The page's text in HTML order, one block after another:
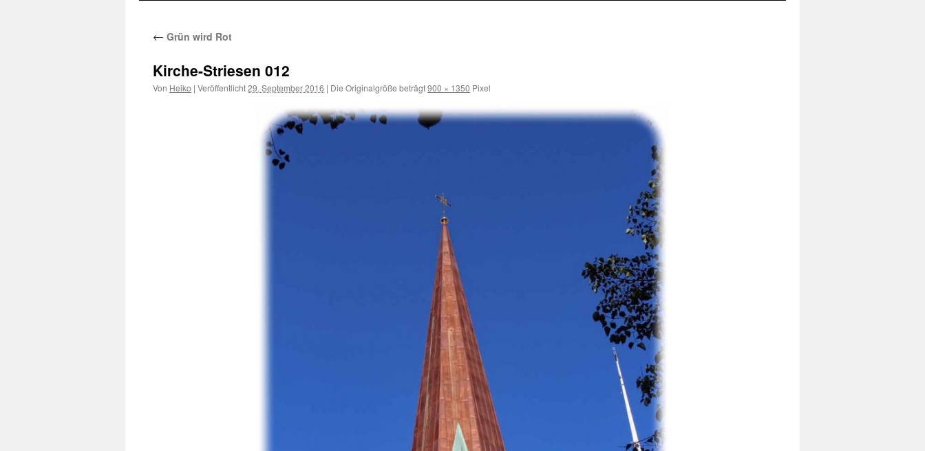
← Grün wird Rot
Kirche-Striesen 012
Von Heiko | Veröffentlicht29. September 2016 | Die Originalgröße beträgt900 × 1350 Pixel